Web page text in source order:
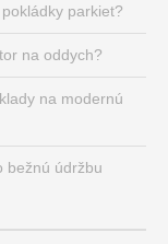
parkiet?
na oddych?
na modernú
bežnú údržbu